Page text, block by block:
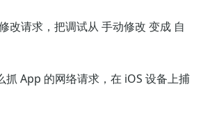
改请求，把调试从 手动修改 变成 自
抓 App 的网络请求，在 iOS 设备上捕